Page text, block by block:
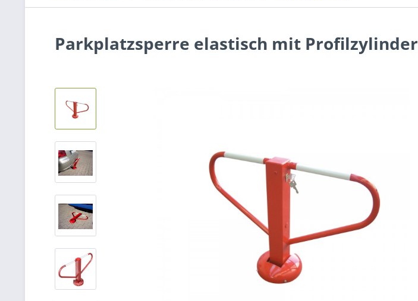
Parkplatzsperre elastisch mit Profilzylinder